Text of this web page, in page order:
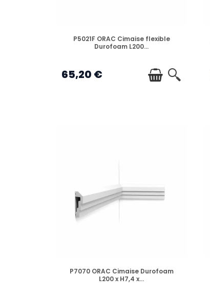
EN STOCK
P5021F ORAC Cimaise flexible
Durofoam L200...
65,20 €
EN STOCK
P7070 ORAC Cimaise Durofoam
L200 x H7,4 x...